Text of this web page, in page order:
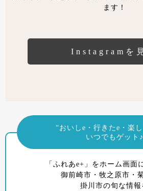
ます！
Instagramを
“おいしe・行きたe・楽
いつでもゲット♪
「ふれあe+」をホーム画面
御前崎市・牧之原市・
掛川市の旬な情報